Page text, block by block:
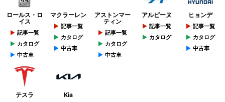
ロールス・ロ
イス
記事一覧
カタログ
中古車
マクラーレン
記事一覧
カタログ
中古車
アストンマー
ティン
記事一覧
カタログ
中古車
アルピーヌ
記事一覧
カタログ
ヒョンデ
記事一覧
カタログ
中古車
テスラ Kia